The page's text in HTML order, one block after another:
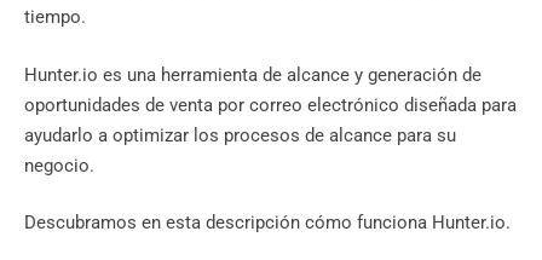
tiempo.
Hunter.io es una herramienta de alcance y generación de
oportunidades de venta por correo electrónico diseñada para
ayudarlo a optimizar los procesos de alcance para su
negocio.
Descubramos en esta descripción cómo funciona Hunter.io.